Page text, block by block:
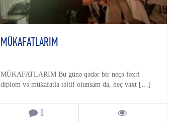
MÜKAFATLARIM
MÜKAFATLARIM Bu günə qədər bir neçə fəxri
diplom və mükafatla təltif olunsam da, heç vaxt […]
0